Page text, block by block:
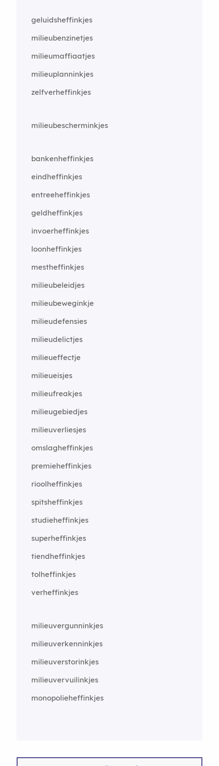
geluidsheffinkjes
milieubenzinetjes
milieumaffiaatjes
milieuplanninkjes
zelfverheffinkjes
milieubescherminkjes
bankenheffinkjes
eindheffinkjes
entreeheffinkjes
geldheffinkjes
invoerheffinkjes
loonheffinkjes
mestheffinkjes
milieubeleidjes
milieubeweginkje
milieudefensies
milieudelictjes
milieueffectje
milieueisjes
milieufreakjes
milieugebiedjes
milieuverliesjes
omslagheffinkjes
premieheffinkjes
rioolheffinkjes
spitsheffinkjes
studieheffinkjes
superheffinkjes
tiendheffinkjes
tolheffinkjes
verheffinkjes
milieuvergunninkjes
milieuverkenninkjes
milieuverstorinkjes
milieuvervuilinkjes
monopolieheffinkjes